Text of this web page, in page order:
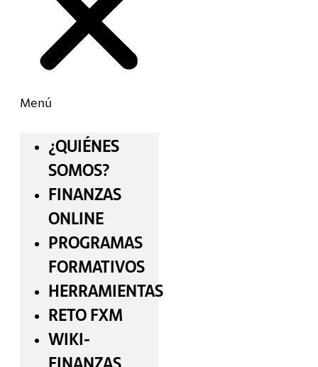
Menú
¿QUIÉNES
SOMOS?
FINANZAS
ONLINE
PROGRAMAS
FORMATIVOS
HERRAMIENTAS
RETO FXM
WIKI-
FINANZAS